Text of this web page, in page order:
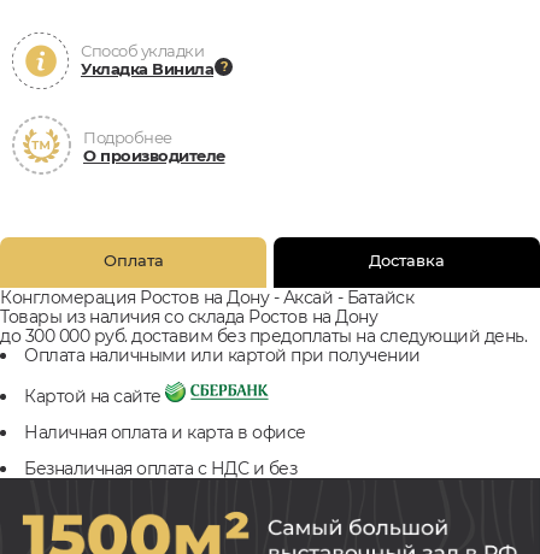
Способ укладки
Укладка Винила
Подробнее
О производителе
Оплата Доставка
Конгломерация Ростов на Дону - Аксай - Батайск
Товары из наличия со склада Ростов на Дону
до 300 000 руб. доставим без предоплаты на следующий день.
Оплата наличными или картой при получении
Картой на сайте
Наличная оплата и карта в офисе
Безналичная оплата с НДС и без